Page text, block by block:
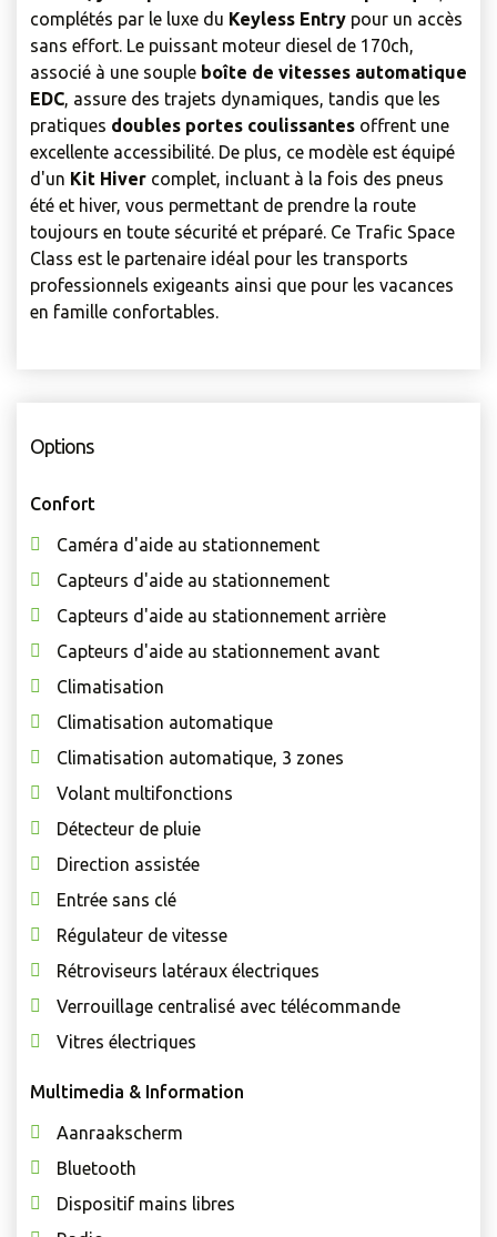
complétés par le luxe du Keyless Entry pour un accès
sans effort. Le puissant moteur diesel de 170ch,
associé à une souple boîte de vitesses automatique
EDC, assure des trajets dynamiques, tandis que les
pratiques doubles portes coulissantes offrent une
excellente accessibilité. De plus, ce modèle est équipé
d'un Kit Hiver complet, incluant à la fois des pneus
été et hiver, vous permettant de prendre la route
toujours en toute sécurité et préparé. Ce Trafic Space
Class est le partenaire idéal pour les transports
professionnels exigeants ainsi que pour les vacances
en famille confortables.
Options
Confort
Caméra d'aide au stationnement
Capteurs d'aide au stationnement
Capteurs d'aide au stationnement arrière
Capteurs d'aide au stationnement avant
Climatisation
Climatisation automatique
Climatisation automatique, 3 zones
Volant multifonctions
Détecteur de pluie
Direction assistée
Entrée sans clé
Régulateur de vitesse
Rétroviseurs latéraux électriques
Verrouillage centralisé avec télécommande
Vitres électriques
Multimedia & Information
Aanraakscherm
Bluetooth
Dispositif mains libres